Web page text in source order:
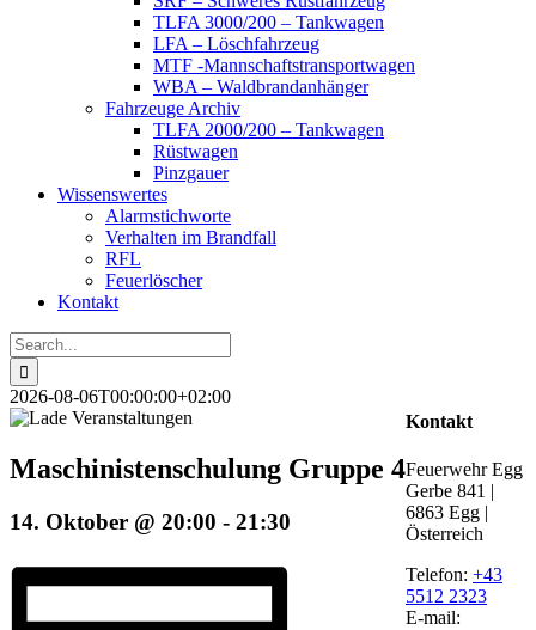
TLFA 3000/200 – Tankwagen
LFA – Löschfahrzeug
MTF -Mannschaftstransportwagen
WBA – Waldbrandanhänger
Fahrzeuge Archiv
TLFA 2000/200 – Tankwagen
Rüstwagen
Pinzgauer
Wissenswertes
Alarmstichworte
Verhalten im Brandfall
RFL
Feuerlöscher
Kontakt
Search
for:
2026-08-06T00:00:00+02:00
Maschinistenschulung Gruppe 4
14. Oktober @ 20:00 - 21:30
Kontakt
Feuerwehr Egg
Gerbe 841 |
6863 Egg |
Österreich
Telefon: +43
5512 2323
E-mail: